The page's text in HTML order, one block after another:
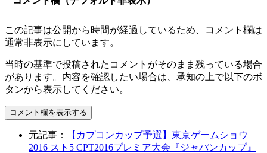
この記事は公開から時間が経過しているため、コメント欄は
通常非表示にしています。
当時の基準で投稿されたコメントがそのまま残っている場合
があります。内容を確認したい場合は、承知の上で以下のボ
タンから表示してください。
コメント欄を表示する
元記事：
【カプコンカップ予選】東京ゲームショウ
2016 スト5 CPT2016プレミア大会『ジャパンカップ』